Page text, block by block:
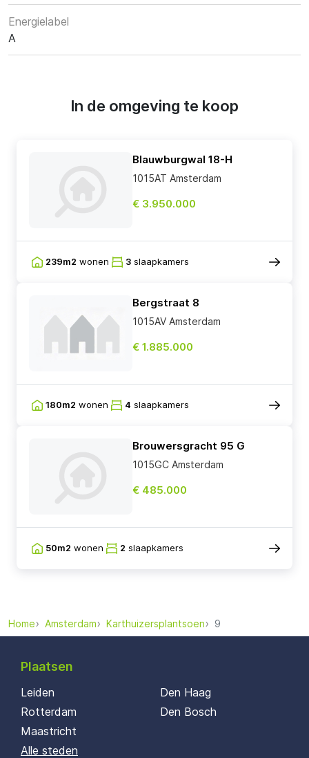
Energielabel
A
In de omgeving te koop
Blauwburgwal 18-H
1015AT Amsterdam
€ 3.950.000
239m2 wonen 3 slaapkamers
Bergstraat 8
1015AV Amsterdam
€ 1.885.000
180m2 wonen 4 slaapkamers
Brouwersgracht 95 G
1015GC Amsterdam
€ 485.000
50m2 wonen 2 slaapkamers
Home Amsterdam Karthuizersplantsoen 9
Plaatsen
Leiden
Rotterdam
Maastricht
Den Haag
Den Bosch
Alle steden